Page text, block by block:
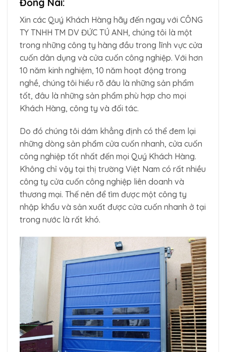
Đồng Nai:
Xin các Quý Khách Hàng hãy đến ngay với CÔNG
TY TNHH TM DV ĐỨC TÚ ANH, chúng tôi là một
trong những công ty hàng đầu trong lĩnh vực cửa
cuốn dân dụng và cửa cuốn công nghiệp. Với hơn
10 năm kinh nghiệm, 10 năm hoạt động trong
nghề, chúng tôi hiểu rõ đâu là những sản phẩm
tốt, đâu là những sản phẩm phù hợp cho mọi
Khách Hàng, công ty và đối tác.
Do đó chúng tôi dám khẳng định có thể đem lại
những dòng sản phẩm cửa cuốn nhanh, cửa cuốn
công nghiệp tốt nhất đến mọi Quý Khách Hàng.
Không chỉ vậy tại thị trường Việt Nam có rất nhiều
công ty cửa cuốn công nghiệp liên doanh và
thương mại. Thế nên để tìm được một công ty
nhập khẩu và sản xuất được cửa cuốn nhanh ở tại
trong nước là rất khó.